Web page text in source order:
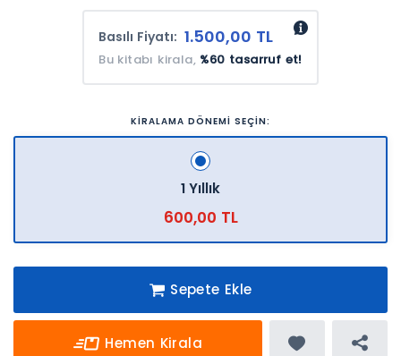
Basılı Fiyatı: 1.500,00 TL
Bu kitabı kirala, %60 tasarruf et!
KİRALAMA DÖNEMİ SEÇİN:
1 Yıllık
600,00 TL
Sepete Ekle
Hemen Kirala